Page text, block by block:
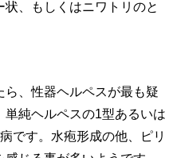
、もしくはニワトリのと
、性器ヘルペスが最も疑
純ヘルペスの1型あるいは
です。水疱形成の他、ピリ